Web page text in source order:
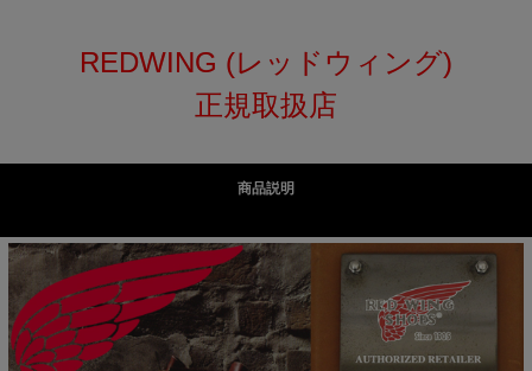
REDWING (レッドウィング)
正規取扱店
商品説明